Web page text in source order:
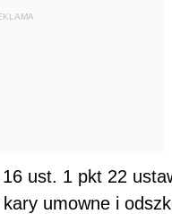
ust. 1 pkt 22
umowne i